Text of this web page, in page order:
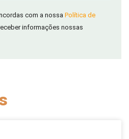
com a nossa Política de
informações nossas